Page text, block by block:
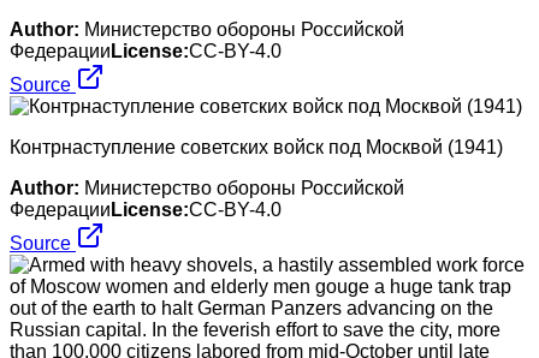
Author: Министерство обороны Российской
Федерации License:CC-BY-4.0
Source
Контрнаступление советских войск под Москвой (1941)
Author: Министерство обороны Российской
Федерации License:CC-BY-4.0
Source